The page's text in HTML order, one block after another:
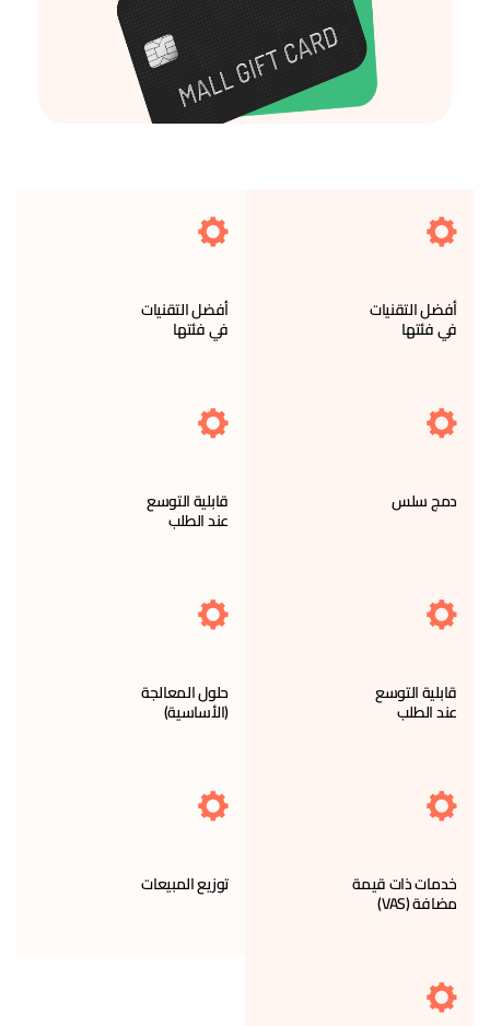
أفضل التقنيات
في فئتها
أفضل التقنيات
في فئتها
دمج سلس قابلية التوسع
عند الطلب
قابلية التوسع
عند الطلب
حلول المعالجة
(الأساسية)
خدمات ذات قيمة
مضافة (VAS)
توزيع المبيعات